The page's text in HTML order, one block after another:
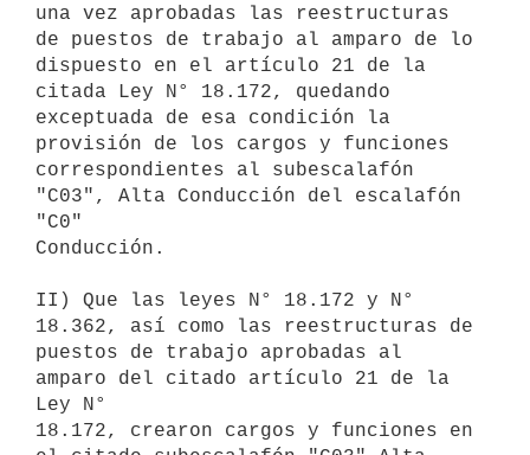
una vez aprobadas las reestructuras
de puestos de trabajo al amparo de lo
dispuesto en el artículo 21 de la
citada Ley N° 18.172, quedando
exceptuada de esa condición la
provisión de los cargos y funciones
correspondientes al subescalafón
"C03", Alta Conducción del escalafón
"C0"
Conducción.
II) Que las leyes N° 18.172 y N°
18.362, así como las reestructuras de
puestos de trabajo aprobadas al
amparo del citado artículo 21 de la
Ley N°
18.172, crearon cargos y funciones en